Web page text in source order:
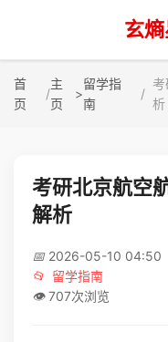
玄
首
页
主
页
>
留学指
南
析
考研北京航空
解析
📅 2026-05-10 04:50
📂 留学指南
👁️ 707次浏览